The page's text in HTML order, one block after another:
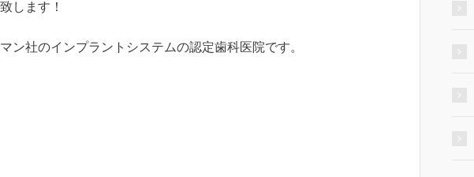
します！
ン社のインプラントシステムの認定歯科医院です。